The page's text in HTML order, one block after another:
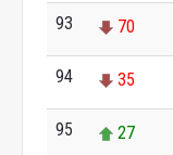
93 70
94 35
95 27